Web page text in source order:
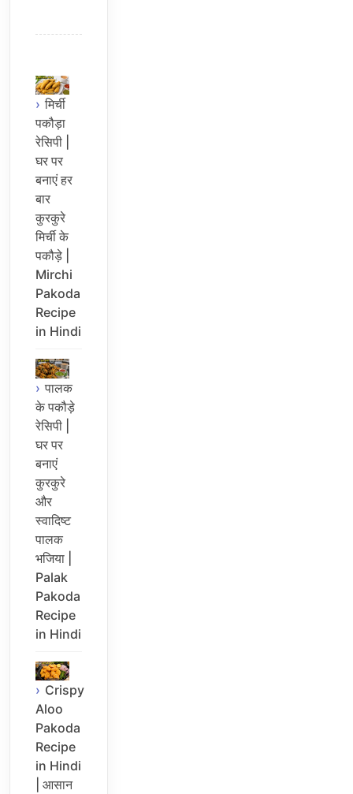
मिर्ची
पकौड़ा
रेसिपी |
घर पर
बनाएं हर
बार
कुरकुरे
मिर्ची के
पकौड़े |
Mirchi
Pakoda
Recipe
in Hindi
पालक
के पकौड़े
रेसिपी |
घर पर
बनाएं
कुरकुरे
और
स्वादिष्ट
पालक
भजिया |
Palak
Pakoda
Recipe
in Hindi
Crispy
Aloo
Pakoda
Recipe
in Hindi
| आसान